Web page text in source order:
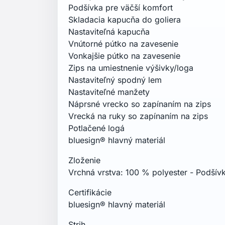
Špecifikácia
Dĺžka chrbta: 75 cm
Starostlivosť o pranie
Pranie v práčke v mierne teplej vode -
bielidlo, Sušenie v sušičke - nízka
chemicky.
Pred praním zapnúť zipsy, Nenamáčať,
aktiváciu vodoodpudivej úpravy, Prať
prací prostriedok, Používať špeciálne
oblečenie.
Technológia
HELLY TECH PROTECTION
YKK Zipper